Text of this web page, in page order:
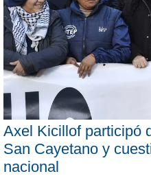
Axel Kicillof participó
San Cayetano y
nacional